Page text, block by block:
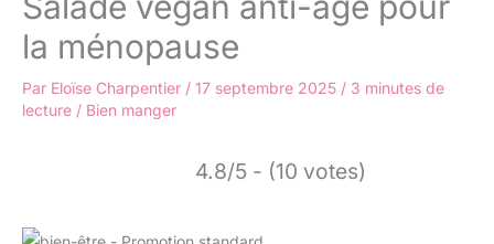
la ménopause
Par Eloïse Charpentier / 17 septembre 2025 / 3 minutes de
lecture / Bien manger
4.8/5 - (10 votes)